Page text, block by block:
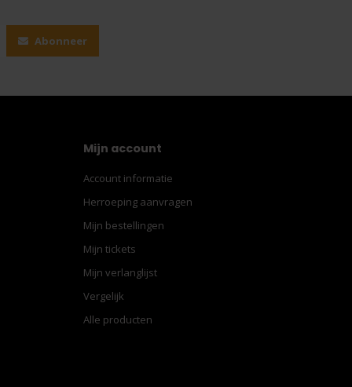
Abonneer
Mijn account
Account informatie
Herroeping aanvragen
Mijn bestellingen
Mijn tickets
Mijn verlanglijst
Vergelijk
Alle producten